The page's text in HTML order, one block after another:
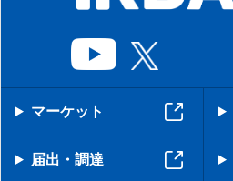
マーケット
届出・調達